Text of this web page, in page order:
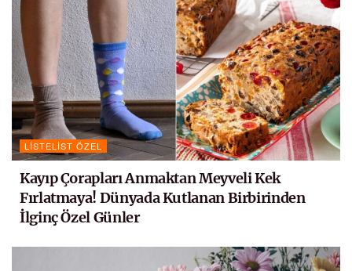
LISTELIST ÖZEL
Kayıp Çorapları Anmaktan Meyveli Kek
Fırlatmaya! Dünyada Kutlanan Birbirinden
İlginç Özel Günler